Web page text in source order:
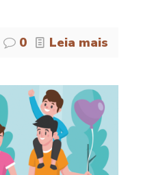
0 Leia mais